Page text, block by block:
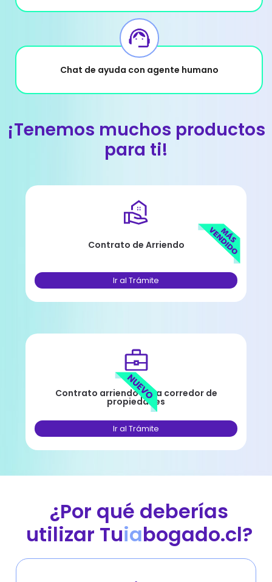
Chat de ayuda con agente humano
¡Tenemos muchos productos
para ti!
Contrato de Arriendo
Ir al Trámite
Contrato arriendo para corredor de
propiedades
Ir al Trámite
¿Por qué deberías
utilizar Tuiabogado.cl?